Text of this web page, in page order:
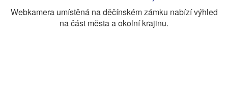
Webkamera umístěná na děčínském zámku nabízí výhled
na část města a okolní krajinu.